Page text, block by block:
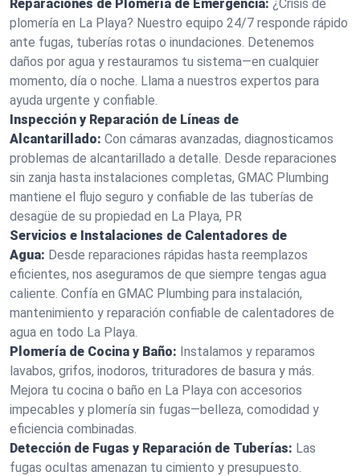
Reparaciones de Plomería de Emergencia: ¿Crisis de
plomería en La Playa? Nuestro equipo 24/7 responde rápido
ante fugas, tuberías rotas o inundaciones. Detenemos
daños por agua y restauramos tu sistema—en cualquier
momento, día o noche. Llama a nuestros expertos para
ayuda urgente y confiable.
Inspección y Reparación de Líneas de
Alcantarillado: Con cámaras avanzadas, diagnosticamos
problemas de alcantarillado a detalle. Desde reparaciones
sin zanja hasta instalaciones completas, GMAC Plumbing
mantiene el flujo seguro y confiable de las tuberías de
desagüe de su propiedad en La Playa, PR
Servicios e Instalaciones de Calentadores de
Agua: Desde reparaciones rápidas hasta reemplazos
eficientes, nos aseguramos de que siempre tengas agua
caliente. Confía en GMAC Plumbing para instalación,
mantenimiento y reparación confiable de calentadores de
agua en todo La Playa.
Plomería de Cocina y Baño: Instalamos y reparamos
lavabos, grifos, inodoros, trituradores de basura y más.
Mejora tu cocina o baño en La Playa con accesorios
impecables y plomería sin fugas—belleza, comodidad y
eficiencia combinadas.
Detección de Fugas y Reparación de Tuberías: Las
fugas ocultas amenazan tu cimiento y presupuesto.